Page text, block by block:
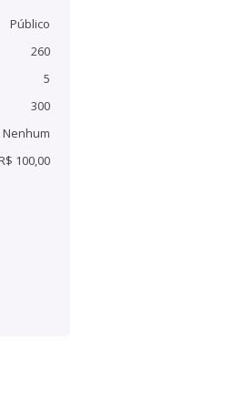
Público
260
5
300
Nenhum
100,00